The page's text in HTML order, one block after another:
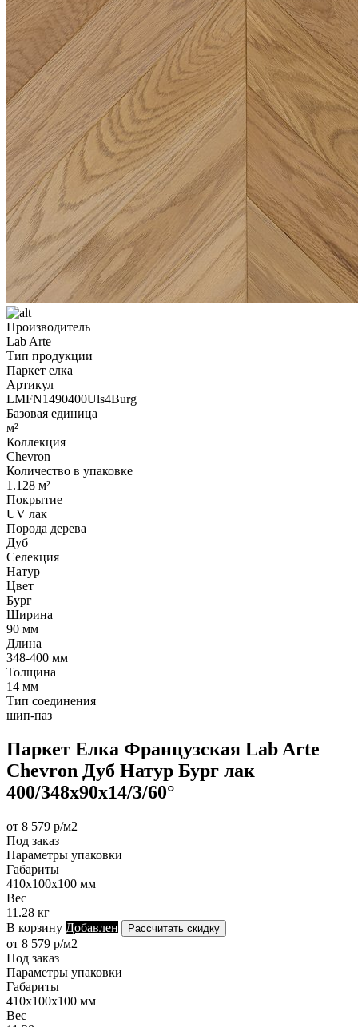
Производитель
Lab Arte
Тип продукции
Паркет елка
Артикул
LMFN1490400Uls4Burg
Базовая единица
м²
Коллекция
Chevron
Количество в упаковке
1.128 м²
Покрытие
UV лак
Порода дерева
Дуб
Селекция
Натур
Цвет
Бург
Ширина
90 мм
Длина
348-400 мм
Толщина
14 мм
Тип соединения
шип-паз
Паркет Елка Французская Lab Arte
Chevron Дуб Натур Бург лак
400/348х90х14/3/60°
от 8 579 р/м2
Под заказ
Параметры упаковки
Габариты
410х100х100 мм
Вес
11.28 кг
В корзину Добавлен Рассчитать скидку
от 8 579 р/м2
Под заказ
Параметры упаковки
Габариты
410х100х100 мм
Вес